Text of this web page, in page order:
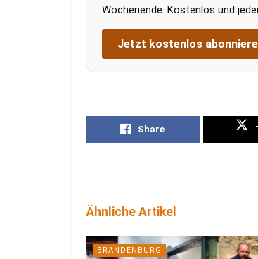
Wochenende. Kostenlos und
Jetzt kostenlos
Share
Ähnliche Artikel
BRANDENBURG